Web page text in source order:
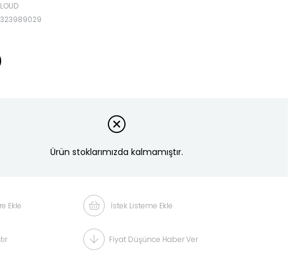
Ürün stoklarımızda kalmamıştır.
Ekle İstek Listeme Ekle
Fiyat Düşünce Haber Ver